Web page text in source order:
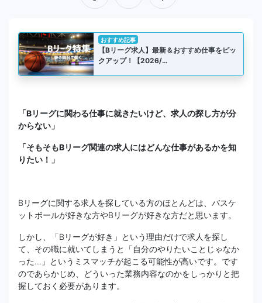
おすすめ記事
【Bリーグ求人】最新＆おすすめ仕事をピッ
クアップ！【2026/…
「Bリーグに関わる仕事に就きたいけど、求人の探し方が分
からない」
「そもそもBリーグ関連の求人にはどんな仕事があるかを知
りたい！」
Bリーグに関する求人を探している方のほとんどは、バスケ
ットボールが好きな方やBリーグが好きな方だと思います。
しかし、「Bリーグが好き」という理由だけで求人を探し
て、その職に就いてしまうと「自分のやりたいことじゃなか
った...」というミスマッチが起こる可能性が高いです。です
のであらかじめ、どういった業務内容なのかをしっかりと把
握しておく必要があります。